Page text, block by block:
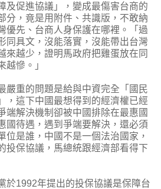
及促進協議」，變成最傷害台商的
分，竟是用附件、共識版，不敢納
優先、台商人身保護在哪裡。「過
同具文，沒能落實，沒能帶出台灣
來越少，證明馬政府把雞蛋放在同
越慘。」
嚴重的問題是給與中資完全「國民
，這下中國最想得到的經濟權已經
端解決機制卻被中國排除在最惠國
國待遇，遇到爭端要解決，還必須
位是誰，中國不是一個法治國家，
投保協議，馬總統跟經濟部看得下
於1992年提出的投保協議是保障台